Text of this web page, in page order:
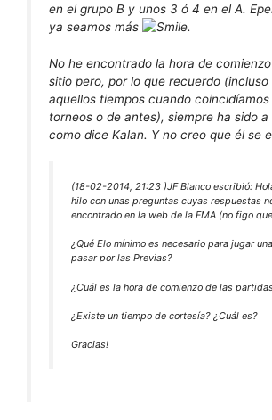
en el grupo B y unos 3 ó 4 en el A.
ya seamos más
.
No he encontrado la hora de
sitio pero, por lo que recuerdo (incluso
aquellos tiempos cuando coincidíamos
torneos o de antes), siempre ha sido a
como dice Kalan. Y no creo que él se
(18-02-2014, 21:23 )JF Blanco escribió:
hilo con unas preguntas cuyas respuestas
encontrado en la web de la FMA (no figo
¿Qué Elo mínimo es necesario para jugar
pasar por las Previas?
¿Cuál es la hora de comienzo de las
¿Existe un tiempo de cortesía? ¿Cuál es?
Gracias!